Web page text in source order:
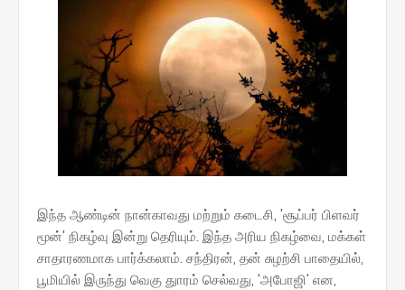
இந்த ஆண்டின் நான்காவது மற்றும் கடைசி, 'சூப்பர் பிளவர்
மூன்' நிகழ்வு இன்று தெரியும். இந்த அரிய நிகழ்வை, மக்கள்
சாதாரணமாக பார்க்கலாம். சந்திரன், தன் சுழற்சி பாதையில்,
பூமியில் இருந்து வெகு துாரம் செல்வது, 'அபோஜி' என,